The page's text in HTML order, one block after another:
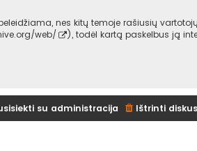
nes kitų temoje rašiusių
web/
), todėl kartą paskelbus ją
Ištrinti
su administracija